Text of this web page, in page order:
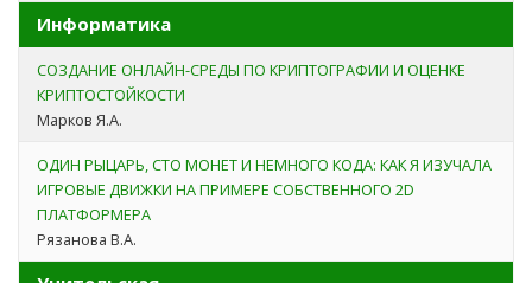
Информатика
СОЗДАНИЕ ОНЛАЙН-СРЕДЫ ПО КРИПТОГРАФИИ И ОЦЕНКЕ
КРИПТОСТОЙКОСТИ
Марков Я.А.
ОДИН РЫЦАРЬ, СТО МОНЕТ И НЕМНОГО КОДА: КАК Я ИЗУЧАЛА
ИГРОВЫЕ ДВИЖКИ НА ПРИМЕРЕ СОБСТВЕННОГО 2D
ПЛАТФОРМЕРА
Рязанова В.А.